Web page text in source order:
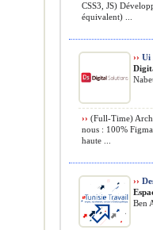
CSS3, JS)
équivalent) ...
›› Ui
›› (Full-Time)
nous : 100%
haute ...
››
Ben